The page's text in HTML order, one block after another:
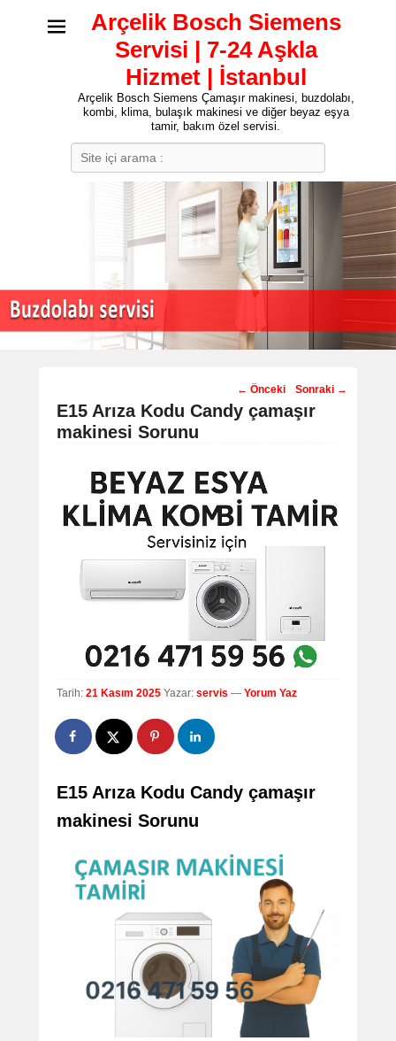
Arçelik Bosch Siemens
Servisi | 7-24 Aşkla
Hizmet | İstanbul
Arçelik Bosch Siemens Çamaşır makinesi, buzdolabı,
kombi, klima, bulaşık makinesi ve diğer beyaz eşya
tamir, bakım özel servisi.
Post
navigation
← Önceki Sonraki →
E15 Arıza Kodu Candy çamaşır
makinesi Sorunu
Tarih: 21 Kasım 2025 Yazar: servis — Yorum Yaz
E15 Arıza Kodu Candy çamaşır
makinesi Sorunu